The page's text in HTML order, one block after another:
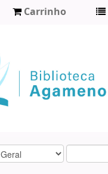
Carrinho